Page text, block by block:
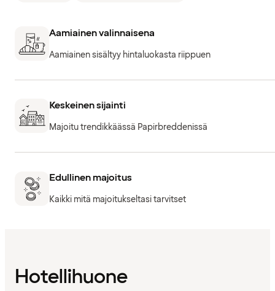
Aamiainen valinnaisena
Aamiainen sisältyy hintaluokasta riippuen
Keskeinen sijainti
Majoitu trendikkäässä Papirbreddenissä
Edullinen majoitus
Kaikki mitä majoitukseltasi tarvitset
Hotellihuone